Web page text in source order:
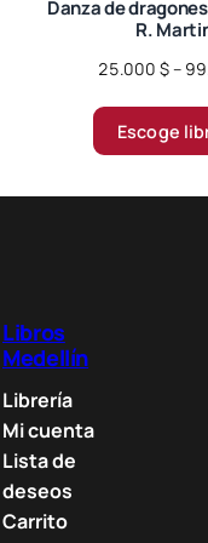
Danza de
R.
25.000 $–
Escoge
Libros
Medellín
Librería
Mi cuenta
Lista de
deseos
Carrito